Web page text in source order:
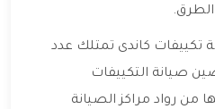
تكييفات كاندى تمتلك عدد
صيانة التكييفات
من رواد مراكز الصيانة